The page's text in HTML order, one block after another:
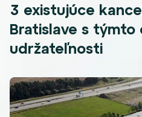
3 existujúce
Bratislave s
udržateľnosti